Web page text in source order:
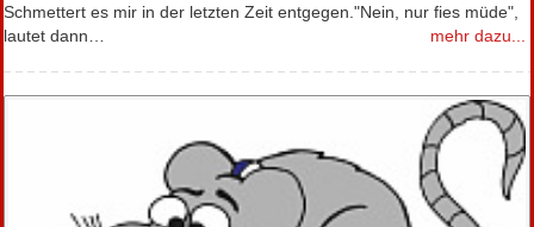
Schmettert es mir in der letzten Zeit entgegen."Nein, nur fies müde",
lautet dann…
mehr dazu...